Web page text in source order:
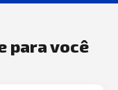
para você